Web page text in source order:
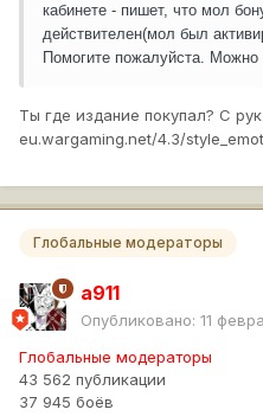
кабинете - пишет, что мол
действителен(мол был
Помогите пожалуйста. Можно
Ты где издание покупал? С
eu.wargaming.net/4.3/
Глобальные модераторы
a911
Опубликовано: 11
Глобальные модераторы
43 562 публикации
37 945 боёв